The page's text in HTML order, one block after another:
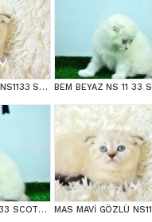
MAS MAVİ GÖZLÜ NS1133 SCOTTİSH FOLD
BEM BEYAZ NS 11 33 SCOTTİSH FOLD